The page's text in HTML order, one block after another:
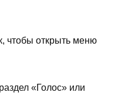
чтобы открыть меню
«Голос» или